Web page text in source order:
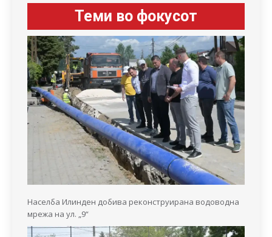
Теми во фокусот
Населба Илинден добива реконструирана водоводна
мрежа на ул. „9“